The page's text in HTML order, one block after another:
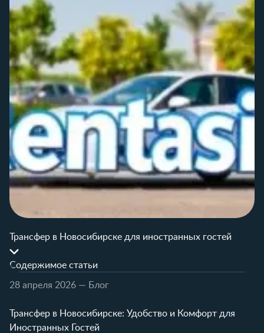
Трансфер в Новосибирске для иностранных гостей
Содержимое статьи
28 апреля 2026 — Блог
Трансфер в Новосибирске: Удобство и Комфорт для
Иностранных Гостей